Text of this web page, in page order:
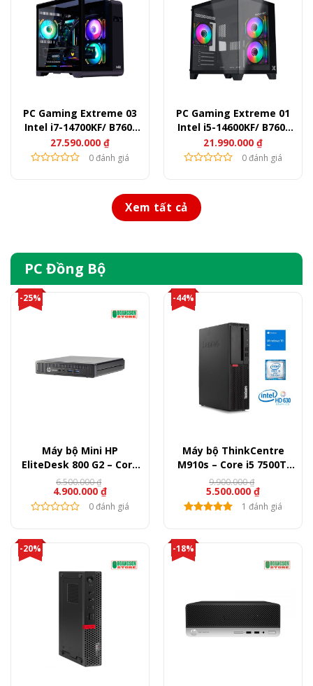
PC Gaming Extreme 03
Intel i7-14700KF/ B760/
Ram 32GB/ SSD 1TB/ RTX
3060
27.590.000 ₫
0 đánh giá
PC Gaming Extreme 01
Intel i5-14600KF/ B760/
Ram 32GB/ SSD 500GB/
RTX 3060
21.990.000 ₫
0 đánh giá
Xem tất cả
PC Đồng Bộ
-25%
Máy bộ Mini HP
EliteDesk 800 G2 – Core
i5 6500T, Ram 8GB, SSD
256GB
6.500.000₫
Giá
gốc
là:
4.900.000₫
Giá
hiện
tại 0 đánh giá
-44%
Máy bộ ThinkCentre
M910s – Core i5 7500T,
Ram 8GB, SSD 120GB +
HDD 500GB
9.900.000₫
Giá
gốc
là:
5.500.000₫
Giá
hiện
tại 1 đánh giá
-20% -18%